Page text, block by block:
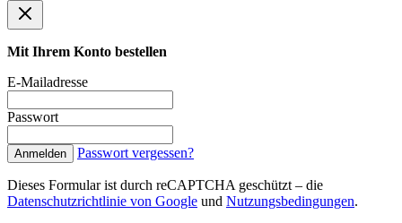
Mit Ihrem Konto bestellen
E-Mailadresse
Passwort
Anmelden Passwort vergessen?
Dieses Formular ist durch reCAPTCHA geschützt – die
Datenschutzrichtlinie von Google und Nutzungsbedingungen.